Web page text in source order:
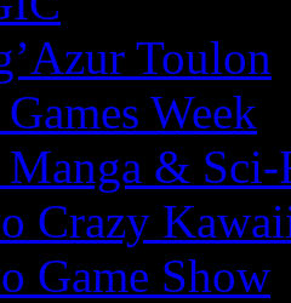
Toulon
Week
Manga &
Crazy
Game Show